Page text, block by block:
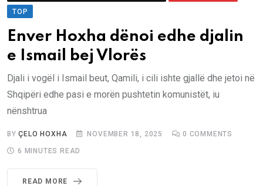
TOP
Enver Hoxha dënoi edhe djalin
e Ismail bej Vlorës
Djali i vogël i Ismail beut, Qamili, i cili ishte gjallë dhe jetoi në
Shqipëri edhe pasi e morën pushtetin komunistët, iu
nënshtrua
BYÇELO HOXHA NOVEMBER 18, 2025 0 COMMENTS
6 MINUTES READ
READ MORE